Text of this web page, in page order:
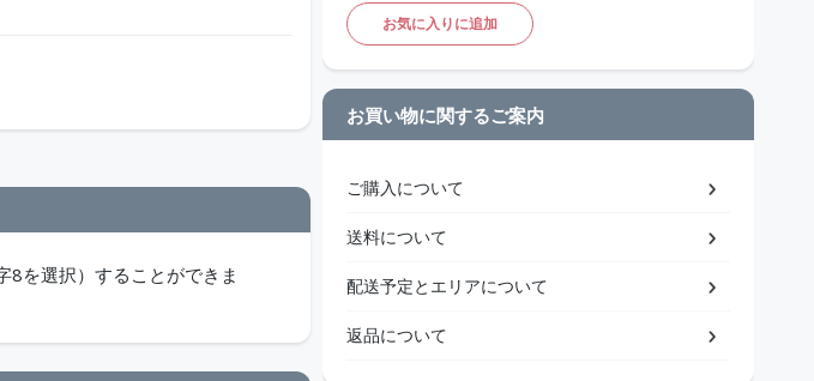
を選択）することができま
お気に入りに追加
お買い物に関するご案内
ご購入について
送料について
配送予定とエリアについて
返品について